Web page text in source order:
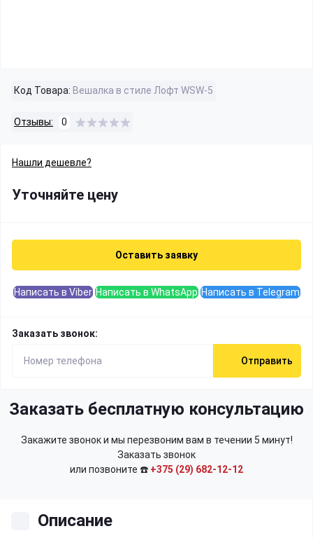
Код Товара: Вешалка в стиле Лофт WSW-5
Отзывы: 0
Нашли дешевле?
Уточняйте цену
Оставить заявку
Написать в Viber Написать в WhatsApp Написать в Telegram
Заказать звонок:
Отправить
Заказать бесплатную консультацию
Закажите звонок и мы перезвоним вам в течении 5 минут!
Заказать звонок
или позвоните ☎️ +375 (29) 682-12-12
Описание